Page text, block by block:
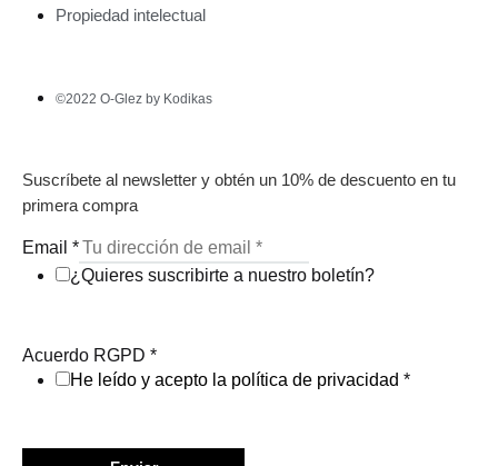
Propiedad intelectual
©2022 O-Glez by Kodikas
Suscríbete al newsletter y obtén un 10% de descuento en tu
primera compra
Email *
¿Quieres suscribirte a nuestro boletín?
Acuerdo RGPD *
He leído y acepto la política de privacidad *